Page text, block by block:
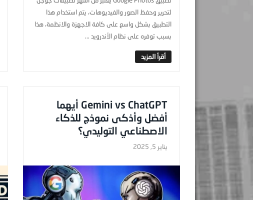
لتحرير وحفظ الصور والفيديوهات، يتم استخدام هذا
التطبيق بشكل واسع على كافة الاجهزة والانظمة، هذا
بسبب توفره على نظام الأندرويد ...
Gemini vs ChatGPT أيهما
أفضل وأذكى نموذج للذكاء
الاصطناعي التوليدي؟
يناير 5, 2025